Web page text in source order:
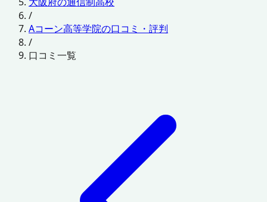
/
Aコーン高等学院の口コミ・評判
/
口コミ一覧